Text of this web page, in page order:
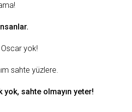
yok!
sahte yüzlere.
yok, sahte olmayın yeter!